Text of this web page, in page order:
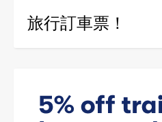
旅行訂車票！